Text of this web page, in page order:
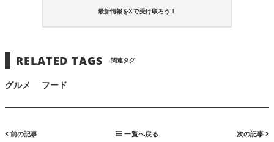
最新情報をXで受け取ろう！
RELATED TAGS 関連タグ
グルメ フード
前の記事 一覧へ戻る 次の記事